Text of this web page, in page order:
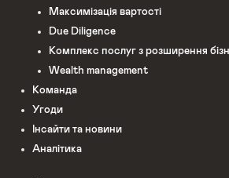
Максимізація вартості
Due Diligence
Комплекс послуг з розширення
Wealth management
Команда
Угоди
Інсайти та новини
Аналітика